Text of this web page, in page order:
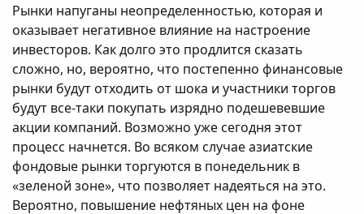
Рынки напуганы неопределенностью, которая и
оказывает негативное влияние на настроение
инвесторов. Как долго это продлится сказать
сложно, но, вероятно, что постепенно финансовые
рынки будут отходить от шока и участники торгов
будут все-таки покупать изрядно подешевевшие
акции компаний. Возможно уже сегодня этот
процесс начнется. Во всяком случае азиатские
фондовые рынки торгуются в понедельник в
«зеленой зоне», что позволяет надеяться на это.
Вероятно, повышение нефтяных цен на фоне